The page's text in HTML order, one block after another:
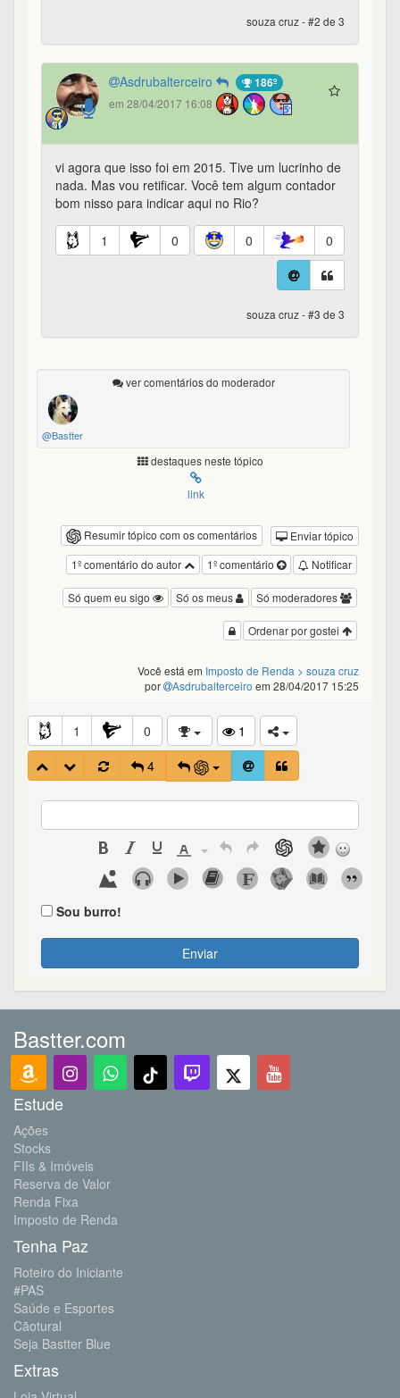
souza cruz - #2 de 3
Asdrubalterceiro 186º
em 28/04/2017 16:08
vi agora que isso foi em 2015. Tive um lucrinho de
nada. Mas vou retificar. Você tem algum contador
bom nisso para indicar aqui no Rio?
1 0 0 0
souza cruz - #3 de 3
ver comentários do moderador
@Bastter
destaques neste tópico
link
Resumir tópico com os comentários
Enviar tópico
Notificar
1º comentário
1º comentário do autor
Só moderadores
Só os meus
Só quem eu sigo
Ordenar por gostei
Você está em Imposto de Renda > souza cruz
por
Asdrubalterceiro em 28/04/2017 15:25
1 0
1
4
Sou burro!
Enviar
Bastter.com
Estude
Ações
Stocks
FIIs & Imóveis
Reserva de Valor
Renda Fixa
Imposto de Renda
Tenha Paz
Roteiro do Iniciante
#PAS
Saúde e Esportes
Cãotural
Seja Bastter Blue
Extras